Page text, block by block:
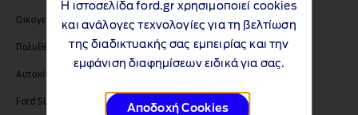
Η ιστοσελίδα ford.gr χρησιμοποιεί cookies
και ανάλογες τεχνολογίες για τη βελτίωση
της διαδικτυακής σας εμπειρίας και την
εμφάνιση διαφημίσεων ειδικά για σας.
Αποδοχή Cookies
Οικογενειακά αυτοκίνητα Ford
Πολυθέσια επιβατικά οχήματα Ford
Αυτοκίνητα επιδόσεων Ford
Ford SUVs